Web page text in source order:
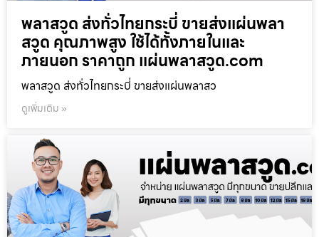
พลาสวูด ส่งทั่วไทยกระบี่ ขายส่งแผ่นพลา
สวูด คุณภาพสูง ใช้ได้ทั้งภายในและ
ภายนอก ราคาถูก แผ่นพลาสวูด.com
พลาสวูด ส่งทั่วไทยกระบี่ ขายส่งแผ่นพลาสว
ดูเพิ่มเติม »